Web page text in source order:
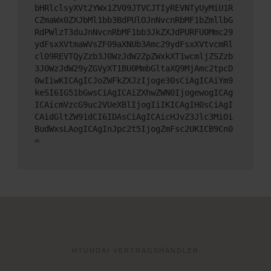
bHRlclsyXVt2YWx1ZV09JTVCJTIyREVNTyUyMiU1R
CZmaWx0ZXJbMl1bb3BdPUlOJnNvcnRbMF1bZmllbG
RdPWlzT3duJnNvcnRbMF1bb3JkZXJdPURFU0Mmc29
ydFsxXVtmaWVsZF09aXNUb3Amc29ydFsxXVtvcmRl
cl09REVTQyZzb3J0WzJdW2ZpZWxkXT1wcmljZSZzb
3J0WzJdW29yZGVyXT1BU0MmbGltaXQ9MjAmc2tpcD
0wIiwKICAgICJoZWFkZXJzIjoge30sCiAgICAiYm9
keSI6IG51bGwsCiAgICAiZXhwZWN0IjogewogICAg
ICAicmVzcG9uc2VUeXBlIjogIiIKICAgIH0sCiAgI
CAidGltZW91dCI6IDAsCiAgICAicHJvZ3Jlc3MiOi
BudWxsLAogICAgInJpc2t5IjogZmFsc2UKICB9Cn0
=